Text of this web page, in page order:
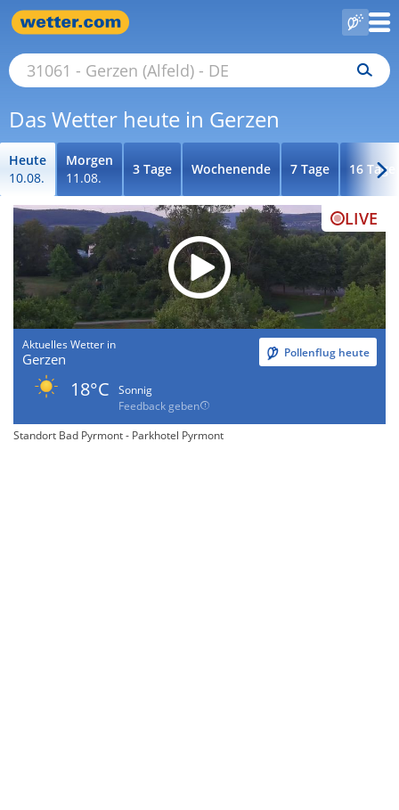
Das Wetter heute in Gerzen
Heute
10.08.
Morgen
11.08.
3 Tage Wochenende 7 Tage 16 Tage
LIVE
Aktuelles Wetter in
Gerzen Pollenflug heute
18°C
Sonnig
Feedback geben
Standort Bad Pyrmont - Parkhotel Pyrmont